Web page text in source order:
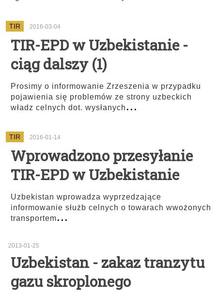
TIR 2016-03-04
TIR-EPD w Uzbekistanie -
ciąg dalszy (1)
Prosimy o informowanie Zrzeszenia w przypadku
pojawienia się problemów ze strony uzbeckich
władz celnych dot. wysłanych ...
TIR 2016-01-14
Wprowadzono przesyłanie
TIR-EPD w Uzbekistanie
Uzbekistan wprowadza wyprzedzające
informowanie służb celnych o towarach wwożonych
transportem...
2013-01-25
Uzbekistan - zakaz tranzytu
gazu skroplonego